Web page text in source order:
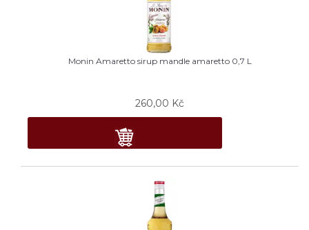
Monin Amaretto sirup mandle amaretto 0,7 L
260,00 Kč